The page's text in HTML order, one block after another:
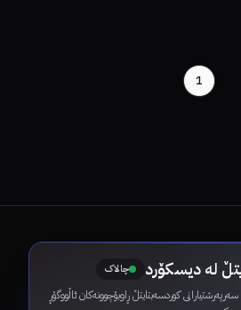
1
لە دیسکۆرد چالاک
کوردسەبتایتڵ ڕاوبۆچوونەکان ئاڵووگۆڕ